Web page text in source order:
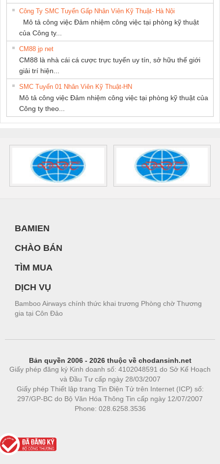
Công Ty SMC Tuyển Gấp Nhân Viên Kỹ Thuật- Hà Nội
Mô tả công việc Đảm nhiệm công việc tại phòng kỹ thuật
của Công ty...
CM88 jp net
CM88 là nhà cái cá cược trực tuyến uy tín, sở hữu thế giới
giải trí hiện...
SMC Tuyển 01 Nhân Viên Kỹ Thuật-HN
Mô tả công việc Đảm nhiệm công việc tại phòng kỹ thuật của
Công ty theo...
BAMIEN
CHÀO BÁN
TÌM MUA
DỊCH VỤ
Bamboo Airways chính thức khai trương Phòng chờ Thương
gia tại Côn Đảo
Bản quyền 2006 - 2026 thuộc về chodansinh.net
Giấy phép đăng ký Kinh doanh số: 4102048591 do Sở Kế Hoạch
và Đầu Tư cấp ngày 28/03/2007
Giấy phép Thiết lập trang Tin Điện Tử trên Internet (ICP) số:
297/GP-BC do Bộ Văn Hóa Thông Tin cấp ngày 12/07/2007
Phone: 028.6258.3536